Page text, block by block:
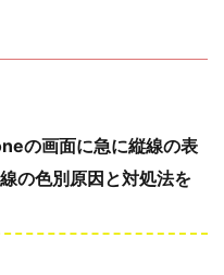
の画面に急に縦線の表
の色別原因と対処法を